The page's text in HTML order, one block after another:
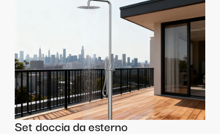
Set doccia da esterno